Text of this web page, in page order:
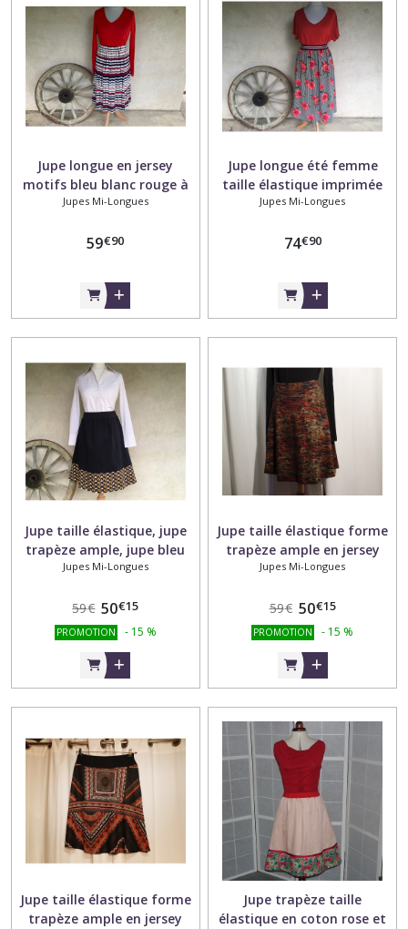
Jupe longue en jersey
motifs bleu blanc rouge à
taille élastique
Jupes Mi-Longues
59€90
Jupe longue été femme
taille élastique imprimée
fleurs rouge sur fond
Jupes Mi-Longues
74€90
Jupe taille élastique, jupe
trapèze ample, jupe bleu
marine style rétro chic
Jupes Mi-Longues
59€ 50€15
PROMOTION - 15 %
Jupe taille élastique forme
trapèze ample en jersey
multicolore au couleurs
Jupes Mi-Longues
59€ 50€15
PROMOTION - 15 %
Jupe taille élastique forme
trapèze ample en jersey
Jupe trapèze taille
élastique en coton rose et
Afficher
résultats